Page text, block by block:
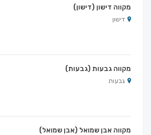
מקווה דישון (דישון)
דישון
מקווה גבעות (גבעות)
גבעות
מקווה אבן שמואל (אבן שמואל)